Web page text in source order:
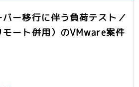
バー移行に伴う負荷テスト／
ート併用） のVMware案件